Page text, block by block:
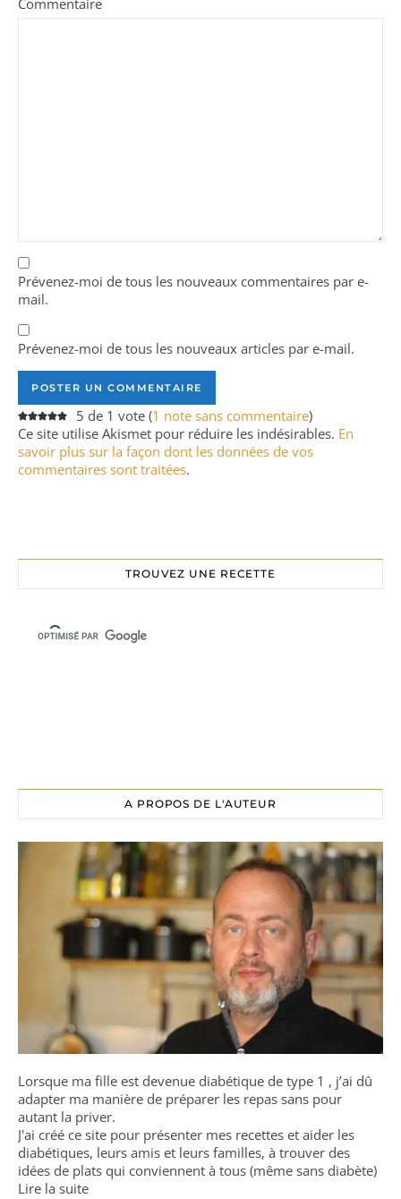
Commentaire
Prévenez-moi de tous les nouveaux commentaires par e-
mail.
Prévenez-moi de tous les nouveaux articles par e-mail.
5 de 1 vote (1 note sans commentaire)
Ce site utilise Akismet pour réduire les indésirables. En
savoir plus sur la façon dont les données de vos
commentaires sont traitées.
TROUVEZ UNE RECETTE
A PROPOS DE L'AUTEUR
Lorsque ma fille est devenue diabétique de type 1 , j’ai dû
adapter ma manière de préparer les repas sans pour
autant la priver.
J'ai créé ce site pour présenter mes recettes et aider les
diabétiques, leurs amis et leurs familles, à trouver des
idées de plats qui conviennent à tous (même sans diabète)
Lire la suite